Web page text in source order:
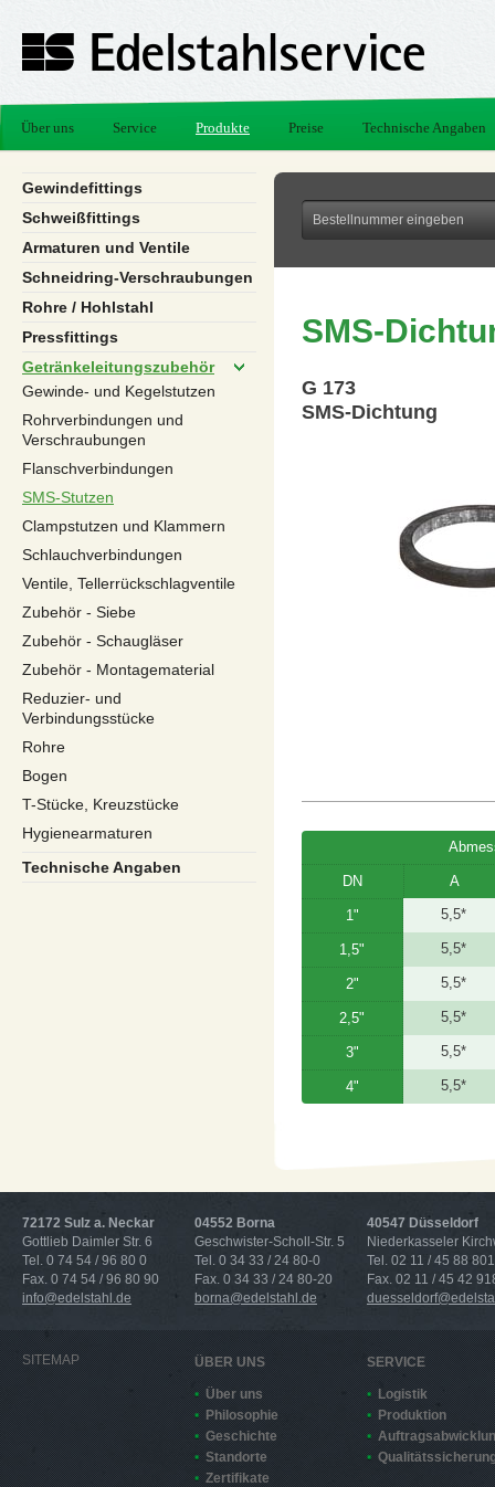
Über uns Service Produkte Preise Technische Angaben
Gewindefittings
Schweißfittings
Armaturen und Ventile
Schneidring-Verschraubungen
Rohre / Hohlstahl
Pressfittings
Getränkeleitungszubehör
Gewinde- und Kegelstutzen
Rohrverbindungen und
Verschraubungen
Flanschverbindungen
SMS-Stutzen
Clampstutzen und Klammern
Schlauchverbindungen
Ventile, Tellerrückschlagventile
Zubehör - Siebe
Zubehör - Schaugläser
Zubehör - Montagematerial
Reduzier- und
Verbindungsstücke
Rohre
Bogen
T-Stücke, Kreuzstücke
Hygienearmaturen
Technische Angaben
SMS-
G 173
SMS-Dichtung
DN A
1" 5,5*
1,5" 5,5*
2" 5,5*
2,5" 5,5*
3" 5,5*
4" 5,5*
72172 Sulz a. Neckar
Gottlieb Daimler Str. 6
Tel. 0 74 54 / 96 80 0
Fax. 0 74 54 / 96 80 90
info@edelstahl.de
04552 Borna
Geschwister-Scholl-Str. 5
Tel. 0 34 33 / 24 80-0
Fax. 0 34 33 / 24 80-20
borna@edelstahl.de
40547 Düsseldorf
Niederkasseler
Tel. 02 11 / 45 88 801
Fax. 02 11 / 45 42
SITEMAP ÜBER UNS
Über uns
Philosophie
Geschichte
Standorte
Zertifikate
SERVICE
Logistik
Produktion